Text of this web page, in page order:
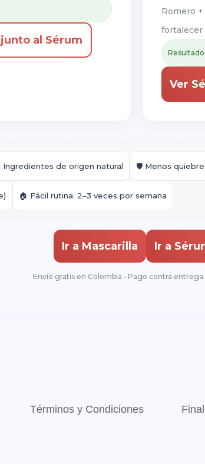
al Sérum
Romero
fortalecer
Ver
Ingredientes de origen natural 🛡️ Menos
🏠 Fácil rutina: 2–3 veces por semana
Ir a Mascarilla Ir a
Envío gratis en Colombia • Pago contra entrega
Términos y Condiciones